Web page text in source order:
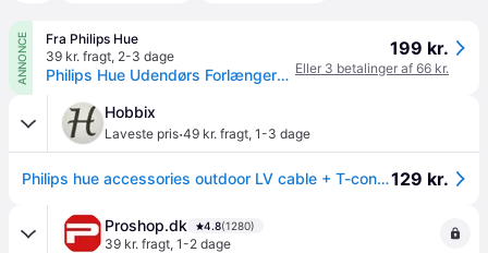
ANNONCE
Fra Philips Hue
39 kr. fragt, 2-3 dage
Philips Hue Udendørs Forlængerkabel 2,5 M + T-stykke
199 kr.
Eller 3 betalinger af 66 kr.
Hobbix
Laveste pris·49 kr. fragt, 1-3 dage
Philips hue accessories outdoor LV cable + T-connector 2.5M129 kr.
Proshop.dk 4.8(1280)
39 kr. fragt, 1-2 dage